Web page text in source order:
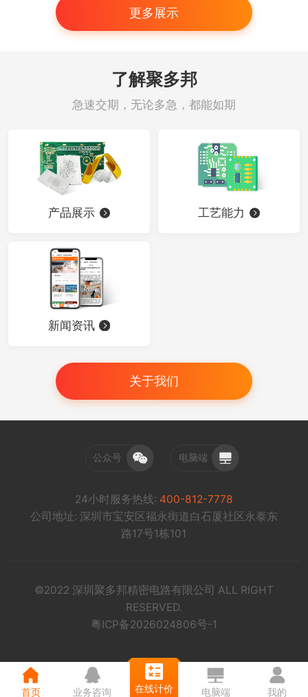
更多展示
了解聚多邦
急速交期，无论多急，都能如期
产品展示 工艺能力
新闻资讯
关于我们
公众号 电脑端
24小时服务热线: 400-812-7778
公司地址: 深圳市宝安区福永街道白石厦社区永泰东
路17号1栋101
©2022 深圳聚多邦精密电路有限公司 ALL RIGHT
RESERVED.
粤ICP备2026024806号-1
首页 业务咨询 在线计价 电脑端 我的